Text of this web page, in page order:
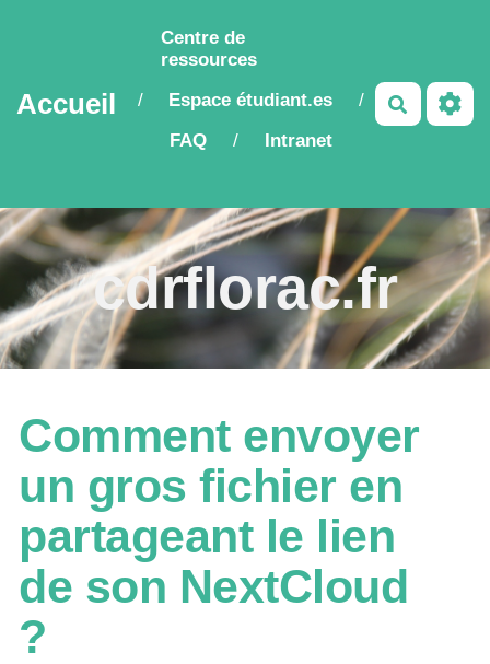
Aller au contenu principal
Accueil
Centre de
ressources
/
Espace étudiant.es
/
FAQ
/ Intranet
cdrflorac.fr
Comment envoyer
un gros fichier en
partageant le lien
de son NextCloud
?